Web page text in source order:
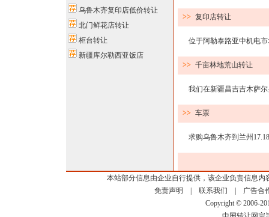
乌鲁木齐复印店低价转让
北门鲜花店转让
柜台转让
新疆库尔勒西亚饭店
>> 复印店转让
位于阿勒泰路亚中机电市
>> 千亩林地荒山转让
我们在新疆昌吉吉木萨尔
>> 车票
求购乌鲁木齐到兰州17.18
本站部分信息由企业自行提供，该企业负责信息
免责声明
联系我们
广告合
Copyright © 2006-